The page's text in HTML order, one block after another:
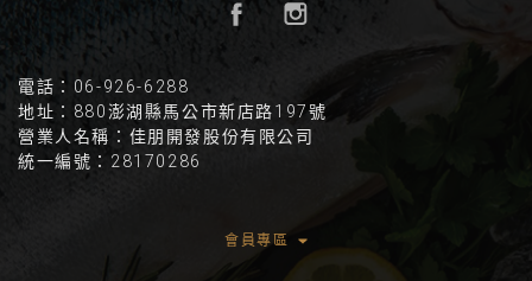
電話：06-926-6288
地址：880澎湖縣馬公市新店路197號
營業人名稱：佳朋開發股份有限公司
統一編號：28170286
會員專區